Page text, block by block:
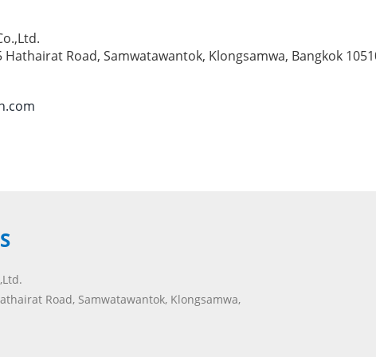
Road, Samwatawantok, Klongsamwa, Bangkok
Road, Samwatawantok, Klongsamwa,